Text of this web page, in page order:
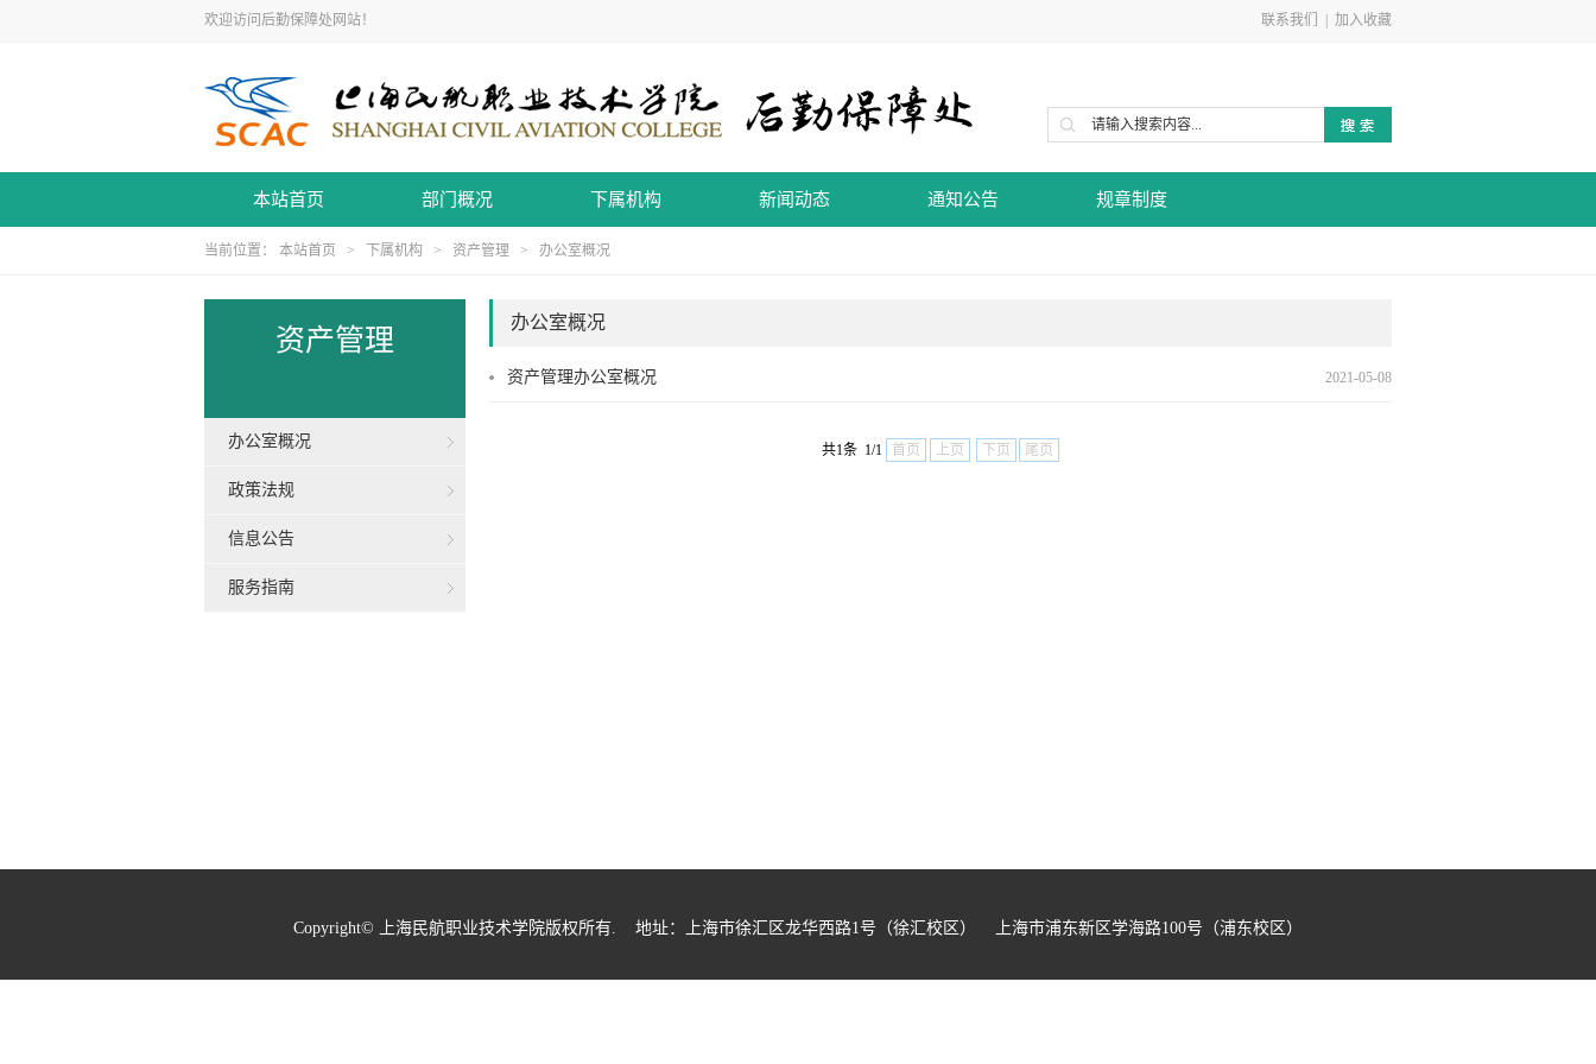
欢迎访问后勤保障处网站！ 联系我们 加入收藏
本站首页 部门概况 下属机构 新闻动态 通知公告 规章制度
当前位置： 本站首页 > 下属机构 > 资产管理 > 办公室概况
资产管理
办公室概况
政策法规
信息公告
服务指南
办公室概况
资产管理办公室概况 2021-05-08
共1条 1/1 首页 上页 下页 尾页
Copyright© 上海民航职业技术学院版权所有. 地址：上海市徐汇区龙华西路1号（徐汇校区） 上海市浦东新区学海路100号（浦东校区）